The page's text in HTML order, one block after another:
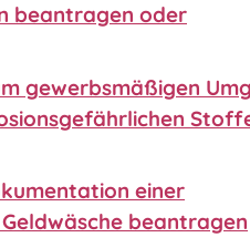
beantragen oder
gewerbsmäßigen
einer
beantragen